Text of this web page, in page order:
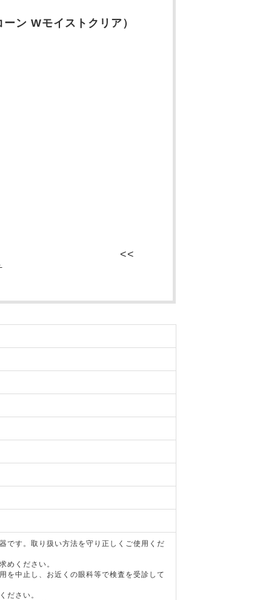
ン Wモイストクリア）
です。取り扱い方法を守り正しくご使用くだ
めください。
を中止し、お近くの眼科等で検査を受診して
ださい。